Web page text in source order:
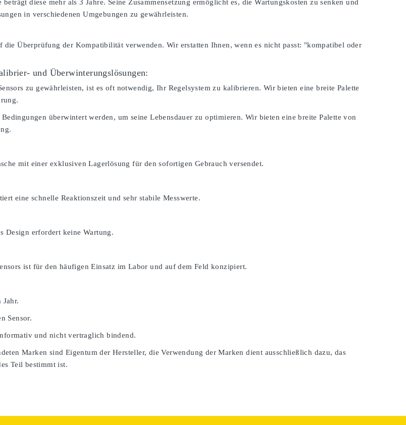
diese mehr als 3 Jahre. Seine Zusammensetzung ermöglicht es, die Wartungskosten zu senken und
in verschiedenen Umgebungen zu gewährleisten.
Überprüfung der Kompatibilität verwenden. Wir erstatten Ihnen, wenn es nicht passt: "kompatibel oder
und Überwinterungslösungen:
zu gewährleisten, ist es oft notwendig, Ihr Regelsystem zu kalibrieren. Wir bieten eine breite Palette
überwintert werden, um seine Lebensdauer zu optimieren. Wir bieten eine breite Palette von
mit einer exklusiven Lagerlösung für den sofortigen Gebrauch versendet.
eine schnelle Reaktionszeit und sehr stabile Messwerte.
Design erfordert keine Wartung.
ist für den häufigen Einsatz im Labor und auf dem Feld konzipiert.
Jahr.
Sensor.
und nicht vertraglich bindend.
Marken sind Eigentum der Hersteller, die Verwendung der Marken dient ausschließlich dazu, das
Teil bestimmt ist.